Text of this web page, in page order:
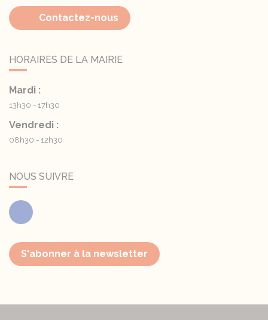
Contactez-nous
HORAIRES DE LA MAIRIE
Mardi :
13h30 - 17h30
Vendredi :
08h30 - 12h30
NOUS SUIVRE
Facebook
S'abonner à la newsletter